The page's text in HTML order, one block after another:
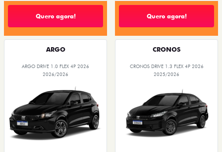
Quero agora! Quero agora!
ARGO
ARGO DRIVE 1.0 FLEX 4P 2026
2026/2026
CRONOS
CRONOS DRIVE 1.3 FLEX 4P 2026
2025/2026